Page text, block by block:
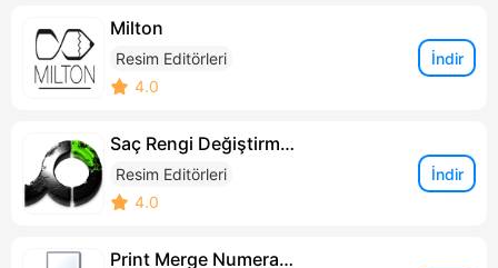
Milton
Resim Editörleri
4.0
İndir
Saç Rengi Değiştirme Programı
Resim Editörleri
4.0
İndir
Print Merge Numerator